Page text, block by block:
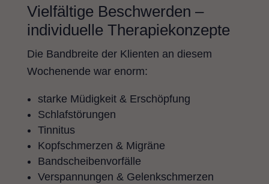
Vielfältige Beschwerden –
individuelle Therapiekonzepte
Die Bandbreite der Klienten an diesem
Wochenende war enorm:
starke Müdigkeit & Erschöpfung
Schlafstörungen
Tinnitus
Kopfschmerzen & Migräne
Bandscheibenvorfälle
Verspannungen & Gelenkschmerzen